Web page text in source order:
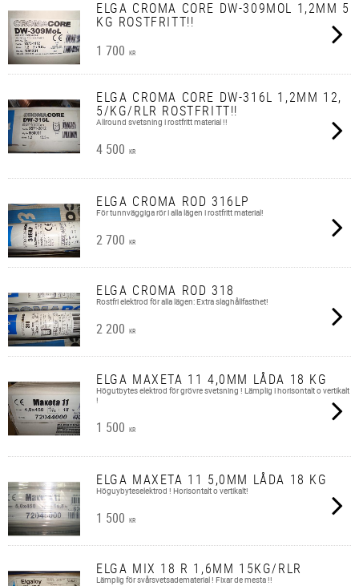
ELGA CROMA CORE DW-309MOL 1,2MM 5
KG ROSTFRITT!!
1 700 KR
ELGA CROMA CORE DW-316L 1,2MM 12,
5/KG/RLR ROSTFRITT!!
Allround svetsning i rostfritt material !!
4 500 KR
ELGA CROMA ROD 316LP
För tunnväggiga rör i alla lägen i rostfritt material!
2 700 KR
ELGA CROMA ROD 318
Rostfri elektrod för alla lägen: Extra slaghållfasthet!
2 200 KR
ELGA MAXETA 11 4,0MM LÅDA 18 KG
Högutbytes elektrod för grövre svetsning ! Lämplig i horisontalt o vertikalt
!
1 500 KR
ELGA MAXETA 11 5,0MM LÅDA 18 KG
Höguybyteselektrod ! Horisontalt o vertikalt!
1 500 KR
ELGA MIX 18 R 1,6MM 15KG/RLR
Lämplig för svårsvetsadematerial ! Fixar de mesta !!